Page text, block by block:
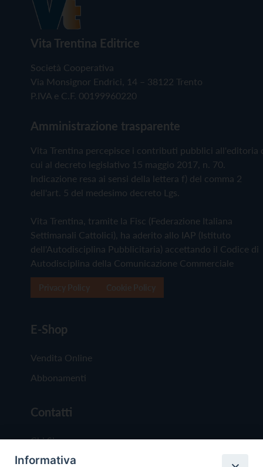
Vita Trentina Editrice
Società Cooperativa
Via Monsignor Endrici, 14 – 38122 Trento
P.IVA e C.F. 00199960220
Amministrazione trasparente
Vita Trentina percepisce i contributi pubblici all'editoria
cui al decreto legislativo 15 maggio 2017, n. 70.
Indicazione resa ai sensi della lettera f) del comma 2
dell'art. 5 del medesimo decreto Lgs.
Vita Trentina, tramite la Fisc (Federazione Italiana
Settimanali Cattolici), ha aderito allo IAP (Istituto
dell'Autodisciplina Pubblicitaria) accettando il Codice di
Autodisciplina della Comunicazione Commerciale
E-Shop
Vendita Online
Abbonamenti
Contatti
Chi Siamo
Redazione
Informativa